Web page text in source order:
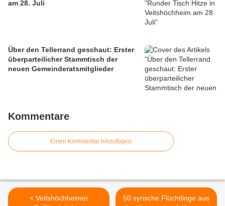
am 28. Juli
Über den Tellerrand geschaut: Erster
überparteilicher Stammtisch der
neuen Gemeinderatsmitglieder
Kommentare
Einen Kommentar hinzufügen
< Veitshöchheimer
50 syrische Flüchtlinge aus